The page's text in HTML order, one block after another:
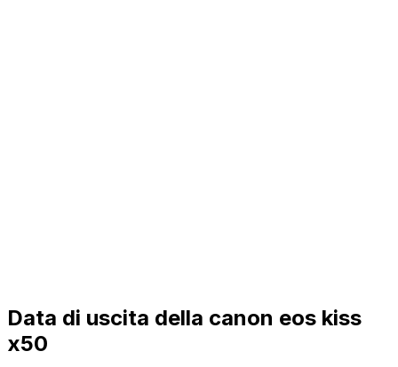
Data di uscita della canon eos kiss
x50